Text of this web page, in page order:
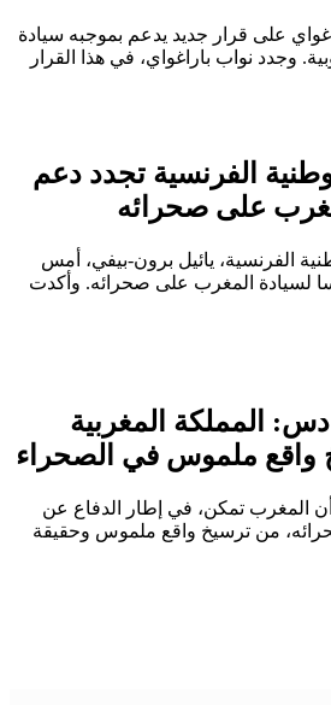
على قرار جديد يدعم بموجبه سيادة
وجدد نواب باراغواي، في هذا القرار
الفرنسية تجدد دعم
على صحرائه
الفرنسية، يائيل برون-بيفي، أمس
لسيادة المغرب على صحرائه. وأكدت
المملكة المغربية
واقع ملموس في الصحراء
المغرب تمكن، في إطار الدفاع عن
من ترسيخ واقع ملموس وحقيقة